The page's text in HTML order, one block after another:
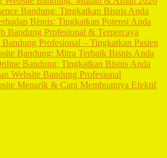
Bandung: Tingkatkan Bisnis Anda
Bisnis: Tingkatkan Potensi Anda
Bandung Profesional & Terpercaya
Profesional – Tingkatkan Pasien
Bandung: Mitra Terbaik Bisnis Anda
Bandung: Tingkatkan Bisnis Anda
Website Bandung Profesional
Menarik & Cara Membuatnya Efektif